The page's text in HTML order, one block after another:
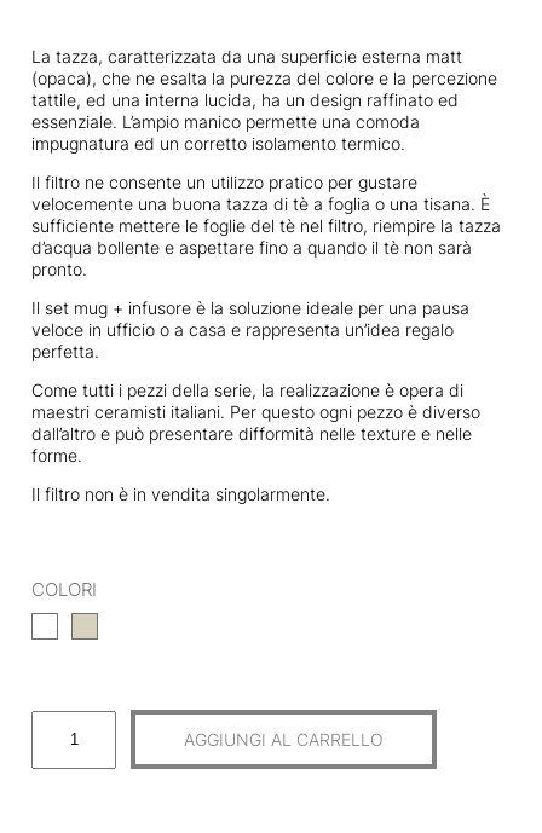
La tazza, caratterizzata da una superficie esterna matt
(opaca), che ne esalta la purezza del colore e la percezione
tattile, ed una interna lucida, ha un design raffinato ed
essenziale. L’ampio manico permette una comoda
impugnatura ed un corretto isolamento termico.
Il filtro ne consente un utilizzo pratico per gustare
velocemente una buona tazza di tè a foglia o una tisana. È
sufficiente mettere le foglie del tè nel filtro, riempire la tazza
d’acqua bollente e aspettare fino a quando il tè non sarà
pronto.
Il set mug + infusore è la soluzione ideale per una pausa
veloce in ufficio o a casa e rappresenta un’idea regalo
perfetta.
Come tutti i pezzi della serie, la realizzazione è opera di
maestri ceramisti italiani. Per questo ogni pezzo è diverso
dall’altro e può presentare difformità nelle texture e nelle
forme.
Il filtro non è in vendita singolarmente.
COLORI
G
AGGIUNGI AL CARRELLO